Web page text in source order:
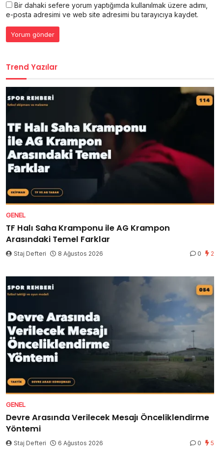
Bir dahaki sefere yorum yaptığımda kullanılmak üzere adımı,
e-posta adresimi ve web site adresimi bu tarayıcıya kaydet.
Trend Yazılar
GENEL
TF Halı Saha Kramponu ile AG Krampon
Arasındaki Temel Farklar
Staj Defteri 8 Ağustos 2026 0 2
GENEL
Devre Arasında Verilecek Mesajı Önceliklendirme
Yöntemi
Staj Defteri 6 Ağustos 2026 0 5